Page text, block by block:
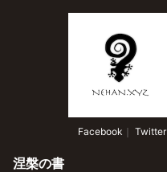
Facebook ｜ Twitter
涅槃の書